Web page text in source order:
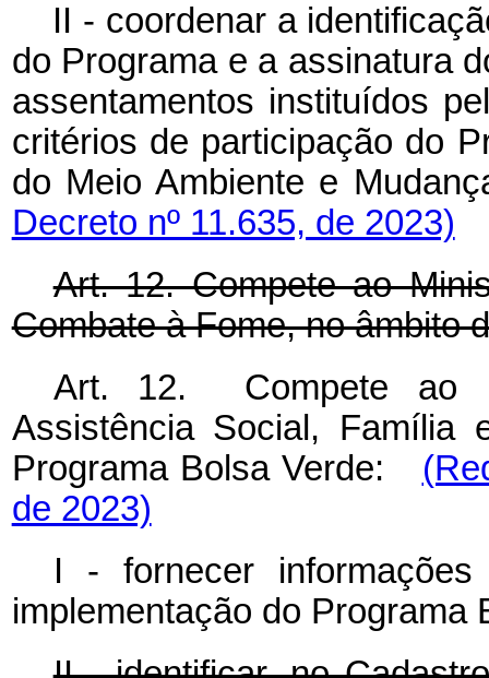
II - coordenar a
do Programa e a assinatura
assentamentos instituídos
critérios de participação do
do Meio Ambiente e
Decreto nº 11.635, de 2023)
Art. 12. Compete ao
Combate à Fome, no âmbito
Art. 12. Compete ao
Assistência Social, Família
Programa Bolsa Verde:
de 2023)
I - fornecer
implementação do Programa